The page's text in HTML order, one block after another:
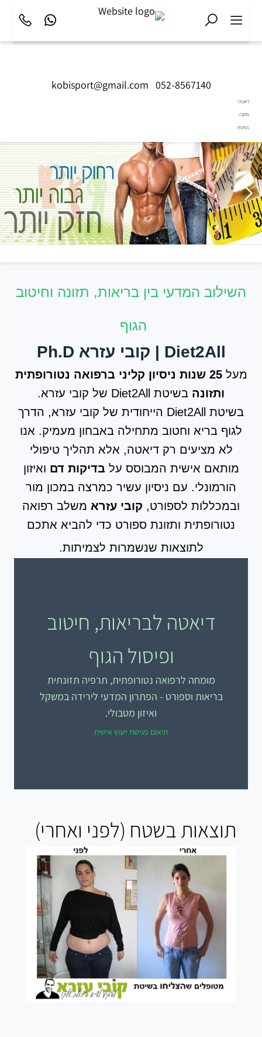
kobisport@gmail.com 052-8567140
דיאטה
ותזונה
בשיטת
המדע
שמאחורי
הגוף
המושלם.
השילוב המדעי בין בריאות, תזונה וחיטוב
הגוף
Diet2All | קובי עזרא Ph.D
מעל
25 שנות ניסיון קליני ברפואה נטורופתית
ותזונה בשיטת Diet2All של קובי עזרא.
בשיטת Diet2All הייחודית של קובי עזרא, הדרך
לגוף בריא וחטוב מתחילה באבחון מעמיק. אנו
לא מציעים רק דיאטה, אלא תהליך טיפולי
מותאם אישית המבוסס עלבדיקות דם ואיזון
הורמונלי. עם ניסיון עשיר כמרצה במכון מור
ובמכללות לספורט, קובי עזרא משלב רפואה
נטורופתית ותזונת ספורט כדי להביא אתכם
לתוצאות שנשמרות לצמיתות.
דיאטה לבריאות, חיטוב
ופיסול הגוף
מומחה לרפואה נטורופתית, תרפיה תזונתית
בריאות וספורט - הפתרון המדעי לירידה במשקל
ואיזון מטבולי.
תיאום פגישת ייעוץ אישית
תוצאות בשטח (לפני ואחרי)